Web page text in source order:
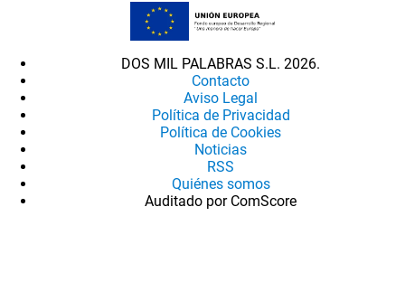
DOS MIL PALABRAS S.L. 2026.
Contacto
Aviso Legal
Política de Privacidad
Política de Cookies
Noticias
RSS
Quiénes somos
Auditado por ComScore